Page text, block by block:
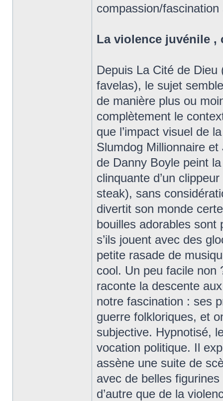
compassion/fascination
La violence juvénile ,
Depuis La Cité de
favelas), le sujet
de manière plus ou
complètement le
que l’impact visuel de
Slumdog Millionnaire
de Danny Boyle peint
clinquante d’un
steak), sans
divertit son monde
bouilles adorables sont
s’ils jouent avec des
petite rasade de
cool. Un peu facile non
raconte la descente
notre fascination : ses
guerre folkloriques, et
subjective. Hypnotisé,
vocation politique. Il
assène une suite de
avec de belles
d’autre que de la